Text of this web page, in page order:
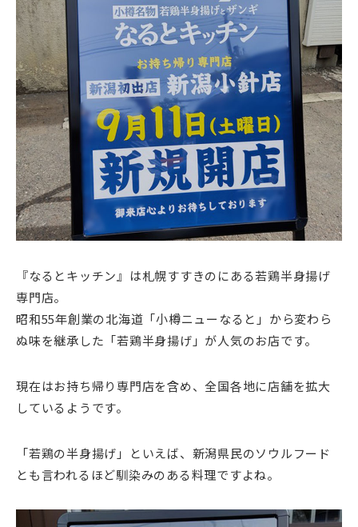
『なるとキッチン』は札幌すすきのにある若鶏半身揚げ
専門店。
昭和55年創業の北海道「小樽ニューなると」から変わら
ぬ味を継承した「若鶏半身揚げ」が人気のお店です。
現在はお持ち帰り専門店を含め、全国各地に店舗を拡大
しているようです。
「若鶏の半身揚げ」といえば、新潟県民のソウルフード
とも言われるほど馴染みのある料理ですよね。